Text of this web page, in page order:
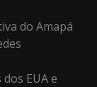
do Amapá
EUA e